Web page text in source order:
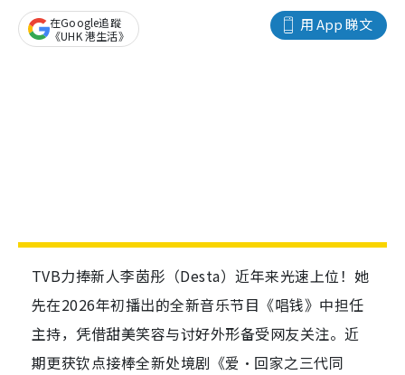
用 App 睇文
在Google追蹤
《UHK 港生活》
TVB力捧新人李茵彤（Desta）近年来光速上位！她
先在2026年初播出的全新音乐节目《唱钱》中担任
主持，凭借甜美笑容与讨好外形备受网友关注。近
期更获钦点接棒全新处境剧《爱·回家之三代同